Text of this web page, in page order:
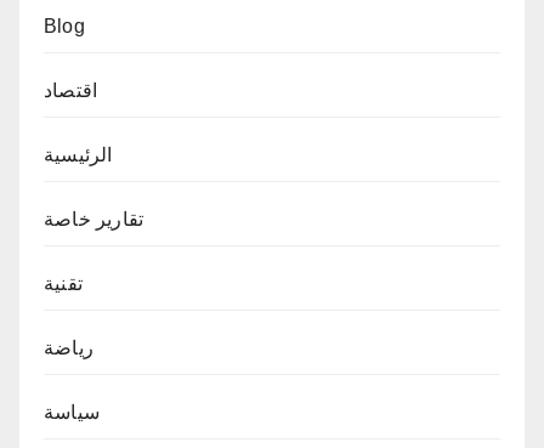
Blog
اقتصاد
الرئيسية
تقارير خاصة
تقنية
رياضة
سياسة